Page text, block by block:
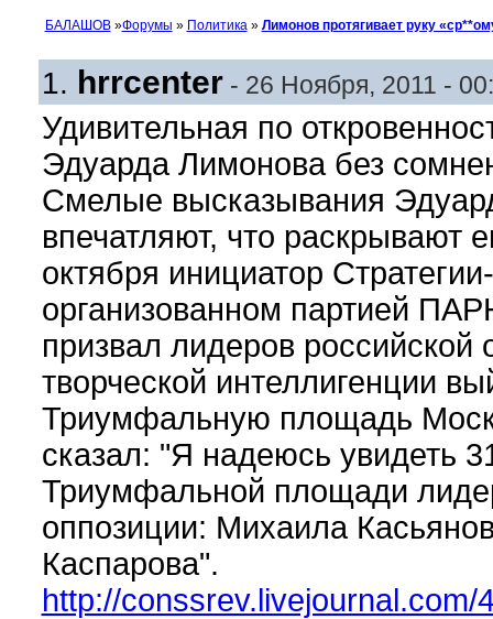
БАЛАШОВ»Форумы » Политика» Лимонов протягивает руку
1. hrrcenter- 26 Ноября, 2011 -
Удивительная по
Эдуарда Лимонова без
Смелые высказывания
впечатляют, что раскрывают
октября инициатор
организованном партией
призвал лидеров российской
творческой интеллигенции
Триумфальную площадь
сказал: "Я надеюсь увидеть
Триумфальной площади
оппозиции: Михаила
Каспарова".
http://conssrev.livejournal.com/